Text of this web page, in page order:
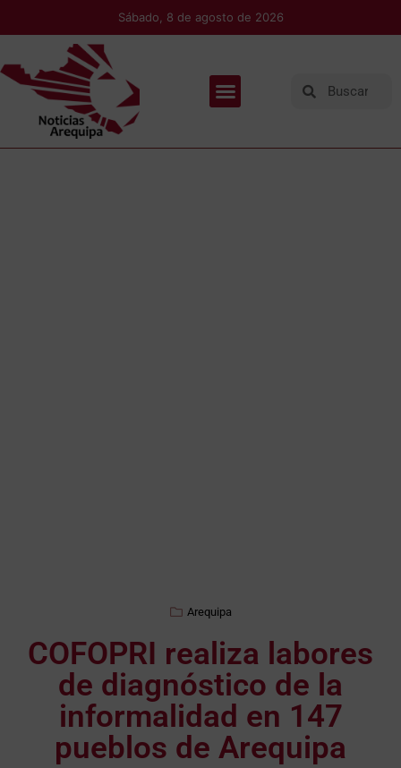
Sábado, 8 de agosto de 2026
Arequipa
COFOPRI realiza labores
de diagnóstico de la
informalidad en 147
pueblos de Arequipa